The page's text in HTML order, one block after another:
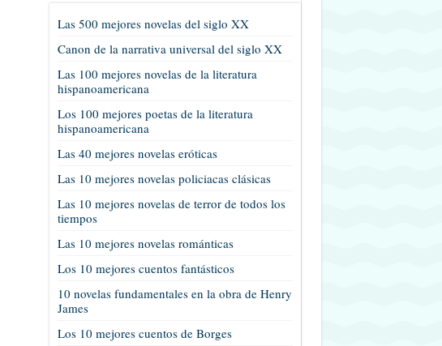
Las 500 mejores novelas del siglo XX
Canon de la narrativa universal del siglo XX
Las 100 mejores novelas de la literatura
hispanoamericana
Los 100 mejores poetas de la literatura
hispanoamericana
Las 40 mejores novelas eróticas
Las 10 mejores novelas policiacas clásicas
Las 10 mejores novelas de terror de todos los
tiempos
Las 10 mejores novelas románticas
Los 10 mejores cuentos fantásticos
10 novelas fundamentales en la obra de Henry
James
Los 10 mejores cuentos de Borges